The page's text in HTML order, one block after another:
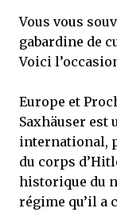
Vous vous
gabardine de
Voici
Europe et
Saxhäuser est
international,
du corps
historique du
régime qu’il a